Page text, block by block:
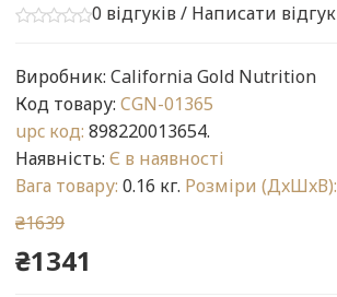
0 відгуків/ Написати відгук
Виробник: California Gold Nutrition
Код товару: CGN-01365
upc код: 898220013654.
Наявність: Є в наявності
Вага товару: 0.16 кг. Розміри (ДxШxВ):
₴1639
₴1341